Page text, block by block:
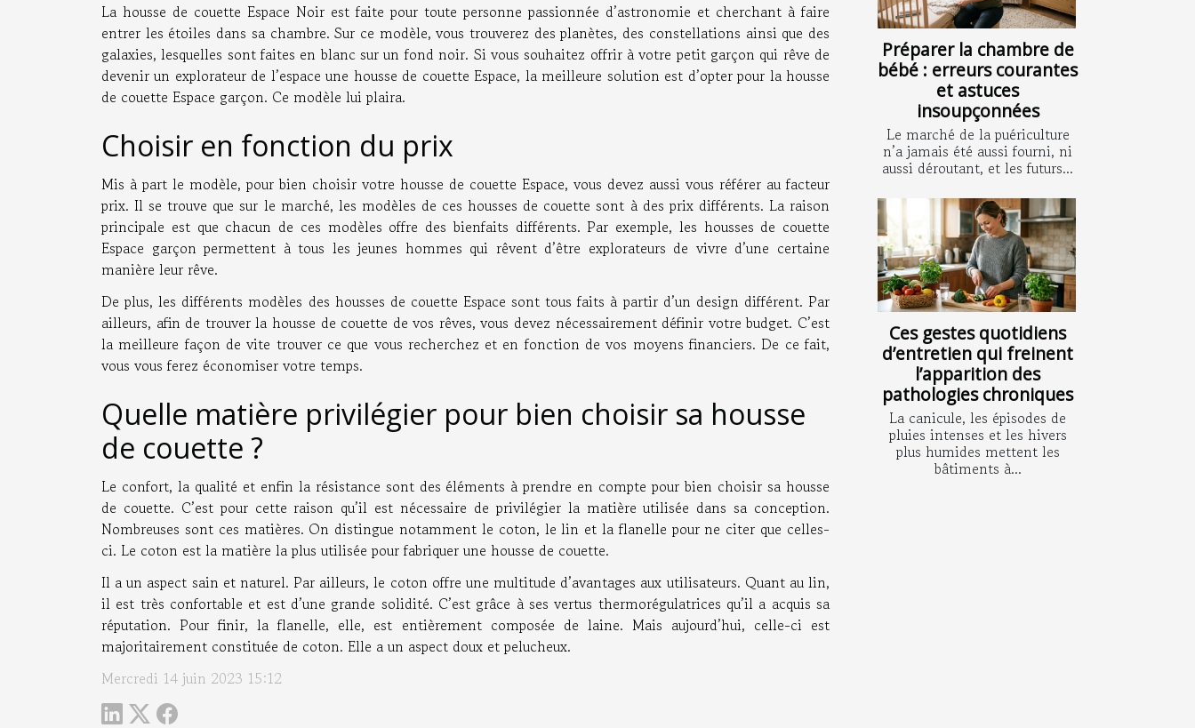
La housse de couette Espace Noir est faite pour toute personne passionnée d’astronomie et cherchant à faire
entrer les étoiles dans sa chambre. Sur ce modèle, vous trouverez des planètes, des constellations ainsi que des
galaxies, lesquelles sont faites en blanc sur un fond noir. Si vous souhaitez offrir à votre petit garçon qui rêve de
devenir un explorateur de l’espace une housse de couette Espace, la meilleure solution est d’opter pour la housse
de couette Espace garçon. Ce modèle lui plaira.
Choisir en fonction du prix
Mis à part le modèle, pour bien choisir votre housse de couette Espace, vous devez aussi vous référer au facteur
prix. Il se trouve que sur le marché, les modèles de ces housses de couette sont à des prix différents. La raison
principale est que chacun de ces modèles offre des bienfaits différents. Par exemple, les housses de couette
Espace garçon permettent à tous les jeunes hommes qui rêvent d’être explorateurs de vivre d’une certaine
manière leur rêve.
De plus, les différents modèles des housses de couette Espace sont tous faits à partir d’un design différent. Par
ailleurs, afin de trouver la housse de couette de vos rêves, vous devez nécessairement définir votre budget. C’est
la meilleure façon de vite trouver ce que vous recherchez et en fonction de vos moyens financiers. De ce fait,
vous vous ferez économiser votre temps.
Quelle matière privilégier pour bien choisir sa housse
de couette ?
Le confort, la qualité et enfin la résistance sont des éléments à prendre en compte pour bien choisir sa housse
de couette. C’est pour cette raison qu’il est nécessaire de privilégier la matière utilisée dans sa conception.
Nombreuses sont ces matières. On distingue notamment le coton, le lin et la flanelle pour ne citer que celles-
ci. Le coton est la matière la plus utilisée pour fabriquer une housse de couette.
Il a un aspect sain et naturel. Par ailleurs, le coton offre une multitude d’avantages aux utilisateurs. Quant au lin,
il est très confortable et est d’une grande solidité. C’est grâce à ses vertus thermorégulatrices qu’il a acquis sa
réputation. Pour finir, la flanelle, elle, est entièrement composée de laine. Mais aujourd’hui, celle-ci est
majoritairement constituée de coton. Elle a un aspect doux et pelucheux.
Mercredi 14 juin 2023 15:12
Préparer la chambre de
bébé : erreurs courantes
et astuces
insoupçonnées
Le marché de la puériculture
n’a jamais été aussi fourni, ni
aussi déroutant, et les futurs...
Ces gestes quotidiens
d’entretien qui freinent
l’apparition des
pathologies chroniques
La canicule, les épisodes de
pluies intenses et les hivers
plus humides mettent les
bâtiments à...